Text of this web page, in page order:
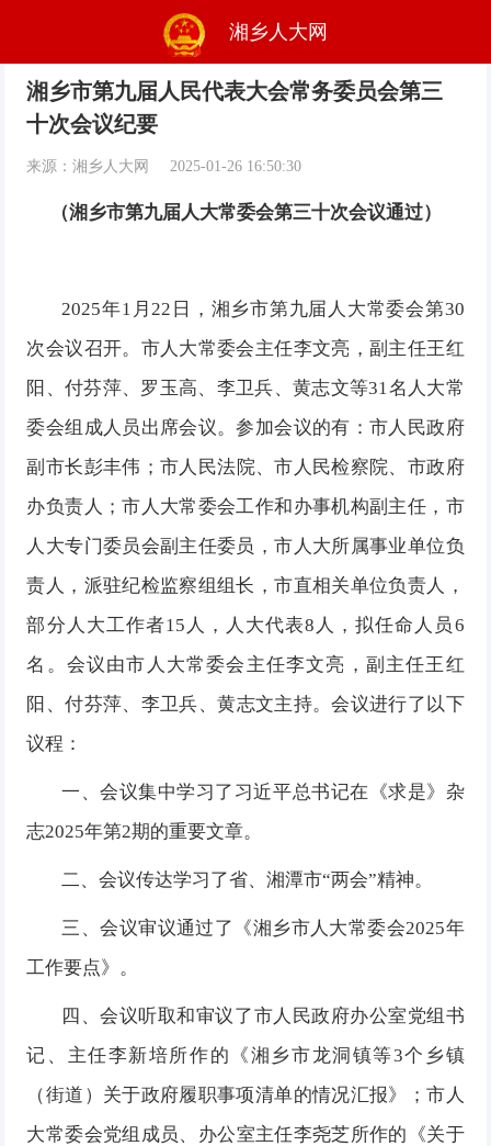
湘乡人大网
湘乡市第九届人民代表大会常务委员会第三
十次会议纪要
来源：湘乡人大网 2025-01-26 16:50:30
（湘乡市第九届人大常委会第三十次会议通过）
2025年1 月22 日，湘乡市第九届人大常委会第30
次会议召开。市人大常委会主任李文亮，副主任王红
阳、付芬萍、罗玉高、李卫兵、黄志文等31名人大常
委会组成人员出席会议。参加会议的有：市人民政府
副市长彭丰伟 ；市人民法院、市人民检察院、市政府
办负责人；市人大常委会工作和办事机构副主任，市
人大专门委员会副主任委员，市人大所属事业单位负
责人，派驻纪检监察组组长，市直相关单位负责人，
部分人大工作者15人 ，人大代表8人，拟任命人员 6
名 。会议由市人大常委会主任李文亮，副主任王红
阳、付芬萍、 李卫兵、黄志文主持。会议进行了以下
议程：
一、会议集中学习了习近平总书记在《求是》杂
志2025年第2期的重要文章。
二、会议传达学习了省、湘潭市“两会”精神。
三、会议审议通过了《湘乡市人大常委会2025年
工作要点》。
四、会议听取和审议了市人民政府办公室党组书
记、主任李新培所作的《湘乡市龙洞镇等3个乡镇
（街道）关于政府履职事项清单的情况汇报》
；市人
大常委会党组成员、办公室主任李尧芝所作的《关于